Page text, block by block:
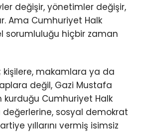
değişir, yönetimler değişir,
Ama Cumhuriyet Halk
sorumluluğu hiçbir zaman
kişilere, makamlara ya da
değil, Gazi Mustafa
kurduğu Cumhuriyet Halk
değerlerine, sosyal demokrat
yıllarını vermiş isimsiz